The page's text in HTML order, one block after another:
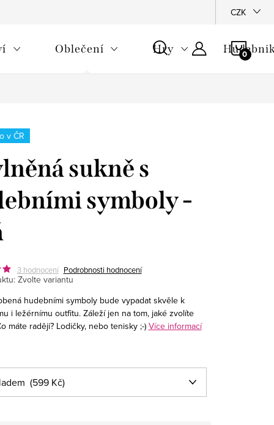
CZK
Oblečení Hry
v ČR
sukně s
symboly -
3 hodnocení Podrobnosti hodnocení
Zvolte variantu
hudebními symboly bude vypadat skvěle k
i ležérnímu outfitu. Záleží jen na tom, jaké zvolíte
máte raději? Lodičky, nebo tenisky ;-) Více informací